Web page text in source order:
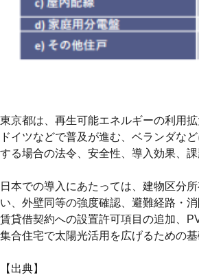
東京都は、再生可能エネルギーの利用
ドイツなどで普及が進む、ベランダな
する場合の法令、安全性、導入効果、
日本での導入にあたっては、建物区分
い、外壁同等の強度確認、避難経路・
賃貸借契約への設置許可項目の追加、
集合住宅で太陽光活用を広げるための基
【出典】